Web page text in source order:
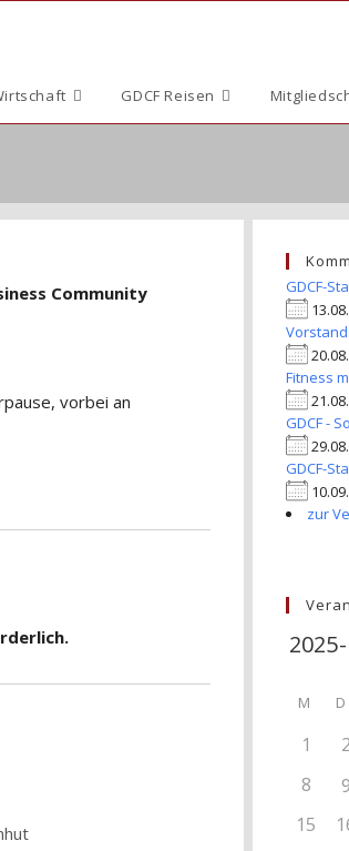
GDCF Reisen
Community
vorbei an
GDCF-
Fitness
GDCF -
GDCF-
zur
M D
1 2
8
9
15